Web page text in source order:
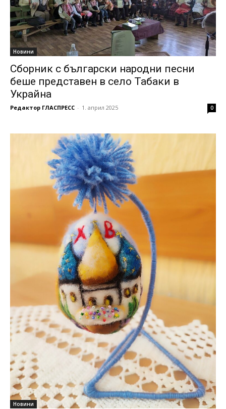
Новини
Сборник с български народни песни
беше представен в село Табаки в
Украйна
Редактор ГЛАСПРЕСС - 1. април 2025 0
Новини